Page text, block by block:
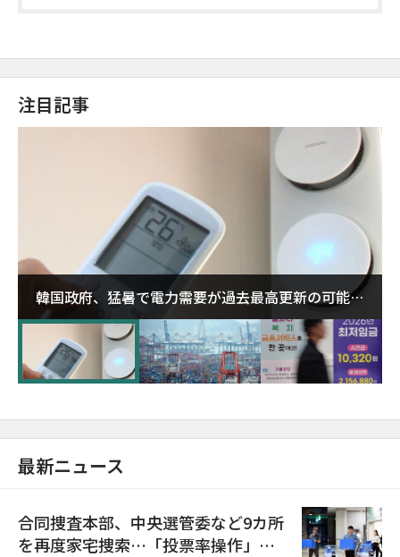
注目記事
韓国政府、猛暑で電力需要が過去最高更新の可能性
に需給対応体制を点検
最新ニュース
合同捜査本部、中央選管委など9カ所
を再度家宅捜索…「投票率操作」の